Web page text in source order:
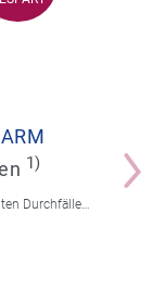
1)
Zur symptomatischen Behandlung von akuten Durchfällen für Erwachsene und Kinder ab 12 Jahren.